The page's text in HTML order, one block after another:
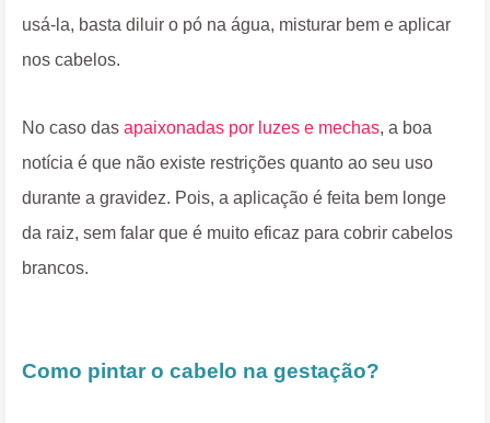
usá-la, basta diluir o pó na água, misturar bem e aplicar
nos cabelos.
No caso das apaixonadas por luzes e mechas, a boa
notícia é que não existe restrições quanto ao seu uso
durante a gravidez. Pois, a aplicação é feita bem longe
da raiz, sem falar que é muito eficaz para cobrir cabelos
brancos.
Como pintar o cabelo na gestação?